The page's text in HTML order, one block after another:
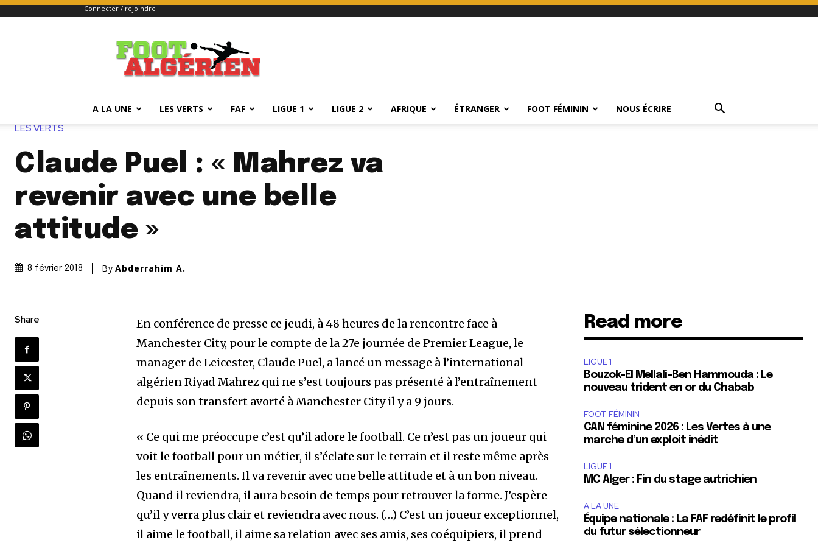
Connecter / rejoindre
FOOTALGERIEN
A LA UNE LES VERTS FAF LIGUE 1 LIGUE 2 AFRIQUE ÉTRANGER FOOT FÉMININ NOUS ÉCRIRE
LES VERTS
Claude Puel : « Mahrez va
revenir avec une belle
attitude »
8 février 2018 By Abderrahim A.
Share
En conférence de presse ce jeudi, à 48 heures de la rencontre face à
Manchester City, pour le compte de la 27e journée de Premier League, le
manager de Leicester, Claude Puel, a lancé un message à l’international
algérien Riyad Mahrez qui ne s’est toujours pas présenté à l’entraînement
depuis son transfert avorté à Manchester City il y a 9 jours.
« Ce qui me préoccupe c’est qu’il adore le football. Ce n’est pas un joueur qui
voit le football pour un métier, il s’éclate sur le terrain et il reste même après
les entraînements. Il va revenir avec une belle attitude et à un bon niveau.
Quand il reviendra, il aura besoin de temps pour retrouver la forme. J’espère
qu’il y verra plus clair et reviendra avec nous. (…) C’est un joueur exceptionnel,
il aime le football, il aime sa relation avec ses amis, ses coéquipiers, il prend
Read more
LIGUE 1
Bouzok-El Mellali-Ben Hammouda : Le
nouveau trident en or du Chabab
FOOT FÉMININ
CAN féminine 2026 : Les Vertes à une
marche d’un exploit inédit
LIGUE 1
MC Alger : Fin du stage autrichien
A LA UNE
Équipe nationale : La FAF redéfinit le profil
du futur sélectionneur